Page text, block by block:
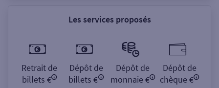
Les services proposés
Retrait de
billets €
Dépôt de
billets €
Dépôt de
monnaie €
Dépôt de
chèque €